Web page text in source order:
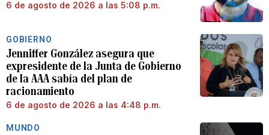
6 de agosto de 2026 a las 5:08 p.m.
GOBIERNO
Jenniffer González asegura que
expresidente de la Junta de Gobierno
de la AAA sabía del plan de
racionamiento
6 de agosto de 2026 a las 4:48 p.m.
MUNDO